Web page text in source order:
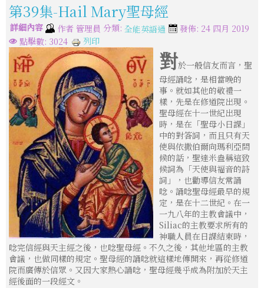
第39集-Hail Mary聖母經
詳細內容 作者 管理員 分類: 全能英語通
發佈: 24 四月 2019
點擊數: 3024
列印
對於一般信友而言，聖
母經誦唸，是相當晚的
事。就如其他的敬禮一
樣，先是在修道院出現。
聖母經在十一世紀出現
時，是在「聖母小日課」
中的對答詞，而且只有天
使與依撒伯爾向瑪利亞問
候的話，聖達米盎稱這致
候詞為「天使與福音的詩
詞」，也勸導信友常誦
唸。誦唸聖母經最早的規
定，是在十二世紀。在一
一九八年的主教會議中，
Siliac的主教要求所有的
神職人員在日課結束時，
唸完信經與天主經之後，也唸聖母經。不久之後，其他地區的主教
會議，也做同樣的規定。聖母經的誦唸就這樣地傳開來，再從修道
院而廣傳於信眾。又因大家熱心誦唸，聖母經幾乎成為附加於天主
經後面的一段經文。